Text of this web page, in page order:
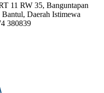
11 RW 35, Banguntapan
Daerah Istimewa
380839